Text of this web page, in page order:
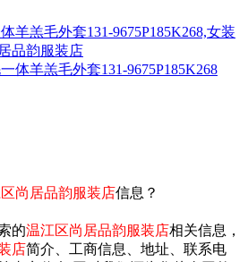
体羊羔毛外套131-9675P185K268
尚居品韵服装店信息？
的温江区尚居品韵服装店相关信息，
店简介、工商信息、地址、联系电